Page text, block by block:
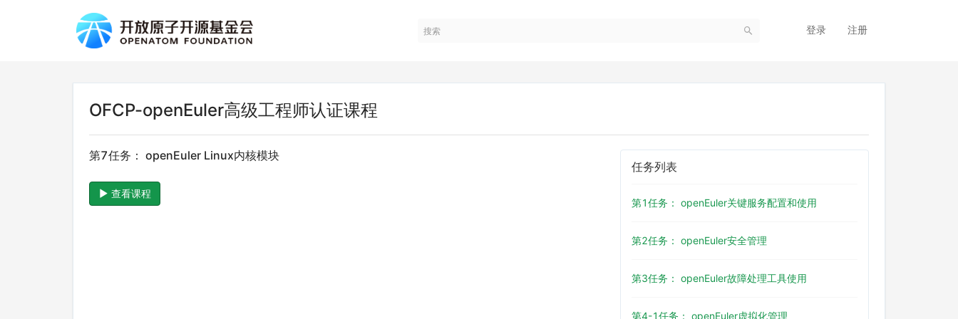
登录 注册
OFCP-openEuler高级工程师认证课程
第7任务： openEuler Linux内核模块
查看课程
任务列表
第1任务： openEuler关键服务配置和使用
第2任务： openEuler安全管理
第3任务： openEuler故障处理工具使用
第4-1任务： openEuler虚拟化管理